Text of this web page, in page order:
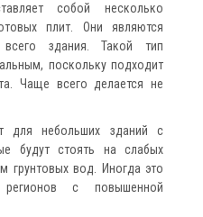
собой несколько
плит. Они являются
здания. Такой тип
поскольку подходит
Чаще всего делается не
для небольших зданий с
будут стоять на слабых
грунтовых вод. Иногда это
с повышенной